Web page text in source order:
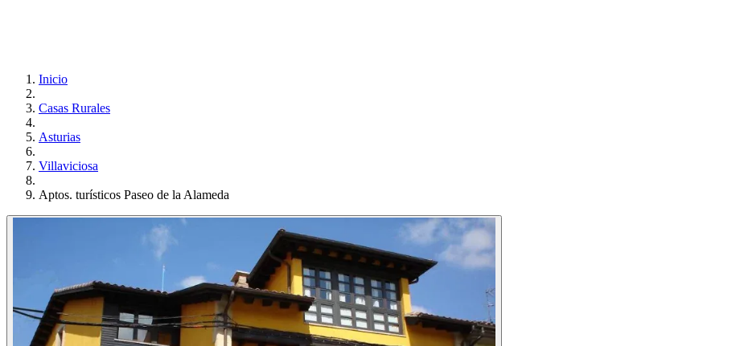
Inicio
Casas Rurales
Asturias
Villaviciosa
Aptos. turísticos Paseo de la Alameda